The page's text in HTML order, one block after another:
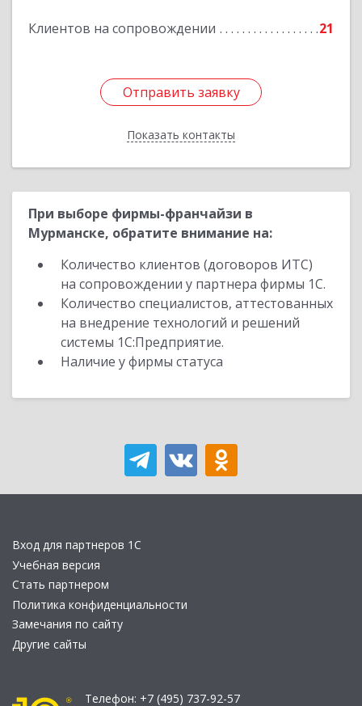
Клиентов на сопровождении 21
Отправить заявку
Показать контакты
Отправить заявку
Назад
При выборе фирмы-франчайзи в
Мурманске, обратите внимание на:
Количество клиентов (договоров ИТС)
на сопровождении у партнера фирмы 1С.
Количество специалистов, аттестованных
на внедрение технологий и решений
системы 1С:Предприятие.
Наличие у фирмы статуса
Вход для партнеров 1С
Учебная версия
Стать партнером
Политика конфиденциальности
Замечания по сайту
Другие сайты
Телефон: +7 (495) 737-92-57